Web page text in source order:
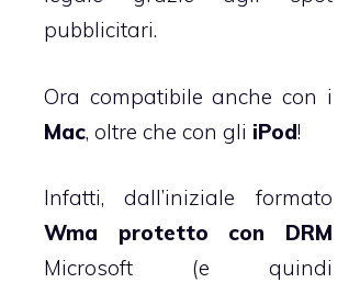
pubblicitari.
Ora compatibile anche con i
Mac, oltre che con gli iPod!
Infatti, dall’iniziale formato
Wma protetto con DRM
Microsoft (e quindi